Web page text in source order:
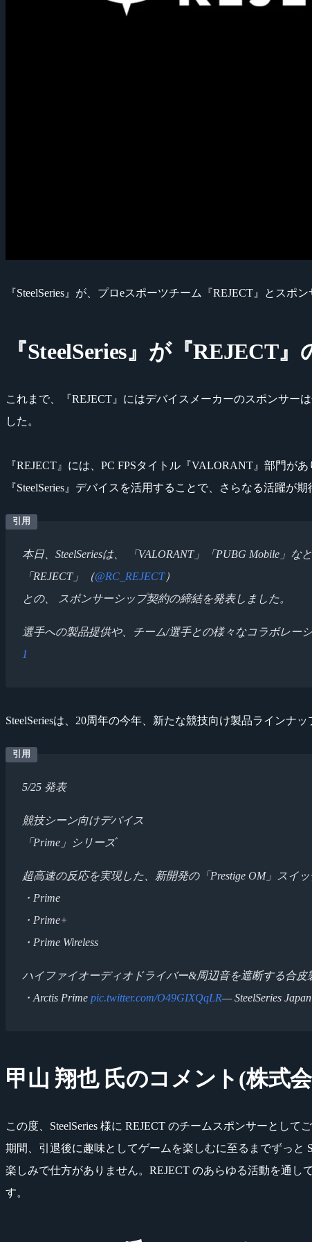
『SteelSeries』が、プロeスポーツチーム『REJECT』とスポ
『SteelSeries』が『REJECT
これまで、『REJECT』にはデバイスメーカーのスポンサー
した。
『REJECT』には、PC FPSタイトル『VALORANT』部門が
『SteelSeries』デバイスを活用することで、さらなる活躍が
本日、SteelSeriesは、 「VALORANT」「PUBG Mobile」
「REJECT」（@RC_REJECT）
との、 スポンサーシップ契約の締結を発表しました。
選手への製品提供や、チーム/選手との様々なコラボレー
1
SteelSeriesは、20周年の今年、新たな競技向け製品ラインナ
5/25 発表
競技シーン向けデバイス
「Prime」シリーズ
超高速の反応を実現した、新開発の「Prestige OM」スイ
・Prime
・Prime+
・Prime Wireless
ハイファイオーディオドライバー&周辺音を遮断する合皮
・Arctis Prime pic.twitter.com/O49GIXQqLR— SteelSeries
甲山 翔也 氏のコメント(株式
この度、SteelSeries 様に REJECT のチームスポンサーとし
期間、引退後に趣味としてゲームを楽しむに至るまでずっと
楽しみで仕方がありません。REJECT のあらゆる活動を通し
す。